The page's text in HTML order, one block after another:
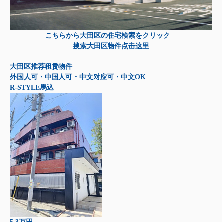
こちらから大田区の住宅検索をクリック
搜索大田区物件点击这里
大田区推荐租赁物件
外国人可・中国人可・中文对应可・中文OK
R-STYLE馬込